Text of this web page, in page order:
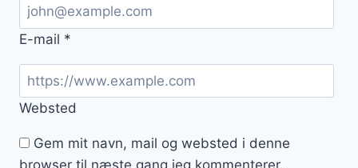
E-mail *
Websted
Gem mit navn, mail og websted i denne